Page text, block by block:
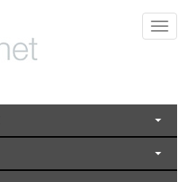
Toggle